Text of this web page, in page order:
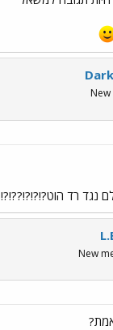
נגד רד הוט?!?!?!??!?!
New